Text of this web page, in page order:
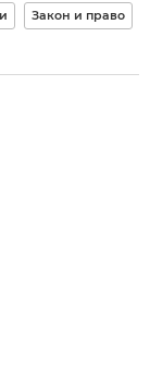
Закон и право